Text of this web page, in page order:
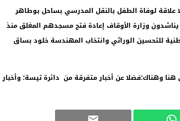
علاقة لوفاة الطفل بالنقل المدرسي بساحل بوطاهر
وزارة الأوقاف إعادة فتح مسجدهم المغلق منذ
للتحسين الوراثي وانتخاب المهندسة خلود بساق
وهناك؛فضلا عن أخبار متفرقة من دائرة تيسة؛ وأخبار